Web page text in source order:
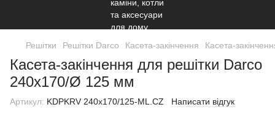
Решітки Решітки Darco Касета-закінчення Касета-
Касета-закінчення для решітки Darco
240х170/Ø 125 мм
Артикул: KDPKRV 240x170/125-ML.CZ Написати відгук